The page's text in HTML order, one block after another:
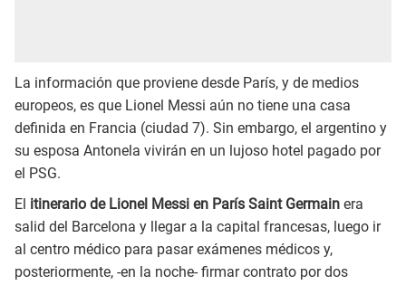
La información que proviene desde París, y de medios
europeos, es que Lionel Messi aún no tiene una casa
definida en Francia (ciudad 7). Sin embargo, el argentino y
su esposa Antonela vivirán en un lujoso hotel pagado por
el PSG.
El itinerario de Lionel Messi en París Saint Germain era
salid del Barcelona y llegar a la capital francesas, luego ir
al centro médico para pasar exámenes médicos y,
posteriormente, -en la noche- firmar contrato por dos